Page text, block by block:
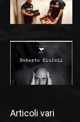
Articoli vari